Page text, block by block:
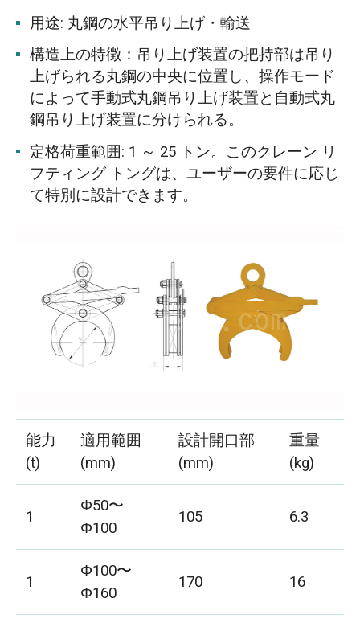
用途: 丸鋼の水平吊り上げ・輸送
構造上の特徴：吊り上げ装置の把持部は吊り
上げられる丸鋼の中央に位置し、操作モード
によって手動式丸鋼吊り上げ装置と自動式丸
鋼吊り上げ装置に分けられる。
定格荷重範囲: 1 ～ 25 トン。このクレーン リ
フティング トングは、ユーザーの要件に応じ
て特別に設計できます。
能力
(t)
適用範囲
(mm)
設計開口部
(mm)
重量
(kg)
1
Φ50〜
Φ100
105 6.3
1
Φ100〜
Φ160
170 16